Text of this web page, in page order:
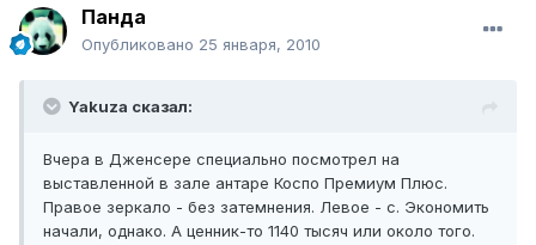
Панда
Опубликовано 25 января, 2010
Yakuza сказал:
Вчера в Дженсере специально посмотрел на
выставленной в зале антаре Коспо Премиум Плюс.
Правое зеркало - без затемнения. Левое - с. Экономить
начали, однако. А ценник-то 1140 тысяч или около того.